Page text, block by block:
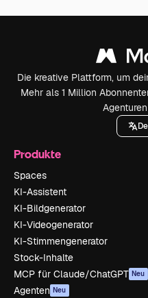
Die kreative Plattform, um
Mehr als 1 Million
Produkte
Spaces
KI-Assistent
KI-Bildgenerator
KI-Videogenerator
KI-Stimmengenerator
Stock-Inhalte
MCP für Claude/ChatGPT Neu
Agenten Neu